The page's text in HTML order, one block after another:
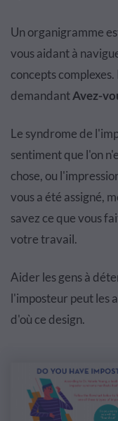
Un organigramme
vous aidant à
concepts
demandantAvez-
Le syndrome de
sentiment que l'on
chose, ou
vous a été assigné,
savez ce que vous
votre travail.
Aider les gens à
l'imposteur peut les
d'où ce design.